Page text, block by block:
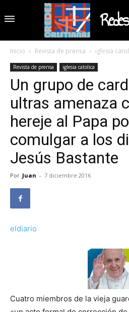
Inicio Revista de prensa iglesia
Revista de prensa iglesia catolica
Un grupo de
ultras amenaza
hereje al Papa
comulgar a los
Jesús Bastante
Por Juan - 7 diciembre 2016
eldiario
Cuatro miembros de la vieja